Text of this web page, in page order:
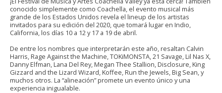
conocido simplemente como Coachella, el evento musical más
grande de los Estados Unidos revela el lineup de los artistas
invitados para su edición del 2020, que tomará lugar en Indio,
California, los días 10 a 12 y 17 a 19 de abril.
De entre los nombres que interpretarán este año, resaltan Calvin
Harris, Rage Against the Machine, TOKiMONSTA, 21 Savage, Lil Nas X,
Danny Elfman, Lana Del Rey, Megan Thee Stallion, Disclosure, King
Gizzard and the Lizard Wizard, Koffee, Run the Jewels, Big Sean, y
muchos otros. La “alineación” promete un evento único y una
experiencia inigualable.